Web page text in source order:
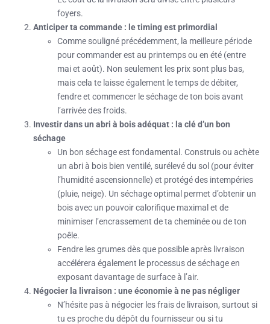
foyers.
Anticiper ta commande : le timing est primordial
Comme souligné précédemment, la meilleure période
pour commander est au printemps ou en été (entre
mai et août). Non seulement les prix sont plus bas,
mais cela te laisse également le temps de débiter,
fendre et commencer le séchage de ton bois avant
l’arrivée des froids.
Investir dans un abri à bois adéquat : la clé d’un bon
séchage
Un bon séchage est fondamental. Construis ou achète
un abri à bois bien ventilé, surélevé du sol (pour éviter
l’humidité ascensionnelle) et protégé des intempéries
(pluie, neige). Un séchage optimal permet d’obtenir un
bois avec un pouvoir calorifique maximal et de
minimiser l’encrassement de ta cheminée ou de ton
poêle.
Fendre les grumes dès que possible après livraison
accélérera également le processus de séchage en
exposant davantage de surface à l’air.
Négocier la livraison : une économie à ne pas négliger
N’hésite pas à négocier les frais de livraison, surtout si
tu es proche du dépôt du fournisseur ou si tu